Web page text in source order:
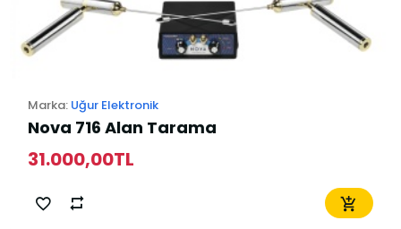
Uğur Elektronik
716 Alan Tarama